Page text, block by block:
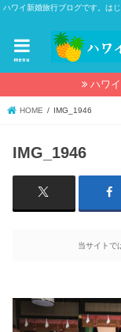
ハワイ新婚旅行ブログです。は
menu
ハワ
HOME IMG_1946
IMG_1946
当サイトで